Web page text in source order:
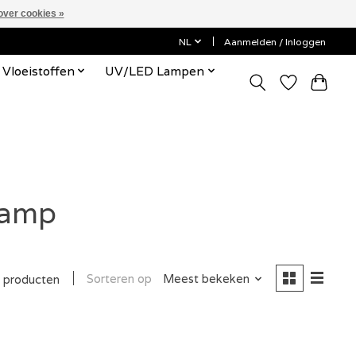
NL Aanmelden / Inloggen
Vloeistoffen
UV/LED Lampen
producten Sorteren op Meest bekeken
cookies »